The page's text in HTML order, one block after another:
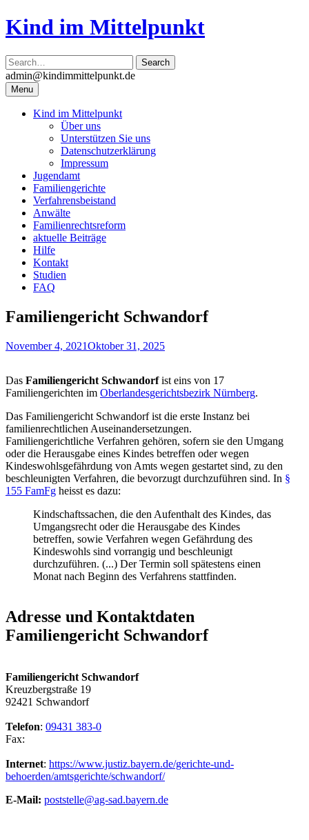
Skip
to
Kind im Mittelpunkt
admin@kindimmittelpunkt.de
Menu
Kind im Mittelpunkt
Über uns
Unterstützen Sie uns
Datenschutzerklärung
Impressum
Jugendamt
Familiengerichte
Verfahrensbeistand
Anwälte
Familienrechtsreform
aktuelle Beiträge
Hilfe
Kontakt
Studien
FAQ
Familiengericht Schwandorf
November 4, 2021Oktober 31, 2025
Das Familiengericht Schwandorfist eins von 17
Familiengerichten im Oberlandesgerichtsbezirk Nürnberg.
Das Familiengericht Schwandorf ist die erste Instanz bei
familienrechtlichen Auseinandersetzungen.
Familiengerichtliche Verfahren gehören, sofern sie den Umgang
oder die Herausgabe eines Kindes betreffen oder wegen
Kindeswohlsgefährdung von Amts wegen gestartet sind, zu den
beschleunigten Verfahren, die bevorzugt durchzuführen sind. In §
155 FamFg heisst es dazu:
Kindschaftssachen, die den Aufenthalt des Kindes, das
Umgangsrecht oder die Herausgabe des Kindes
betreffen, sowie Verfahren wegen Gefährdung des
Kindeswohls sind vorrangig und beschleunigt
durchzuführen. (...) Der Termin soll spätestens einen
Monat nach Beginn des Verfahrens stattfinden.
Adresse und Kontaktdaten
Familiengericht Schwandorf
Familiengericht Schwandorf
Kreuzbergstraße 19
92421 Schwandorf
Telefon: 09431 383-0
Fax:
Internet: https://www.justiz.bayern.de/gerichte-und-
behoerden/amtsgerichte/schwandorf/
E-Mail: poststelle@ag-sad.bayern.de